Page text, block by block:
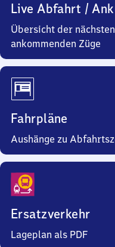
Live Abfahrt /
Übersicht der
ankommenden Züge
Fahrpläne
Aushänge zu
Ersatzverkehr
Lageplan als PDF